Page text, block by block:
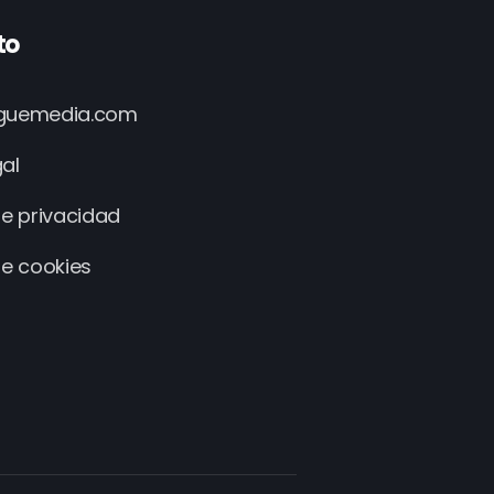
privacidad
cookies